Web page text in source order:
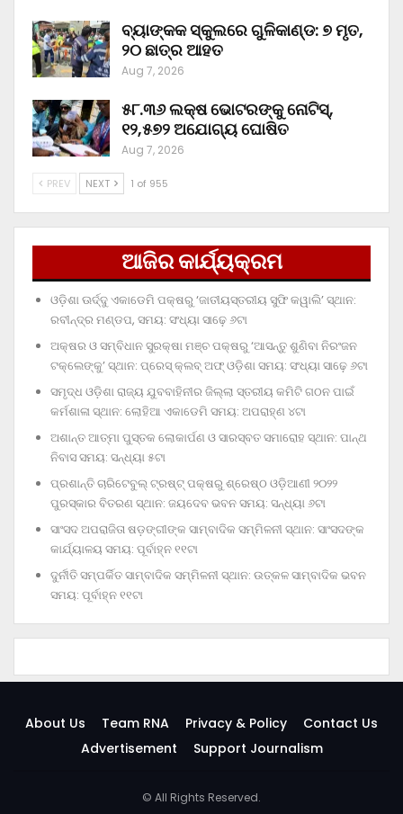
ବ୍ୟାଙ୍କକ ସ୍କୁଲରେ ଗୁଳିକାଣ୍ଡ: ୭ ମୃତ,
୨୦ ଛାତ୍ର ଆହତ
Aug 7, 2026
୫୮.୩୬ ଲକ୍ଷ ଭୋଟରଙ୍କୁ ନୋଟିସ୍‌,
୧୨,୫୭୨ ଅଯୋଗ୍ୟ ଘୋଷିତ
Aug 7, 2026
PREV NEXT 1 of 955
ଆଜିର କାର୍ଯ୍ୟକ୍ରମ
ଓଡ଼ିଶା ଊର୍ଦ୍ଦୁ ଏକାଡେମି ପକ୍ଷରୁ ‘ଜାତୀୟସ୍ତରୀୟ ସୁଫି କୱାଲି’ ସ୍ଥାନ:
ରବୀନ୍ଦ୍ର ମଣ୍ଡପ, ସମୟ: ସଂଧ୍ୟା ସାଢ଼େ ୬ଟା
ଅକ୍ଷର ଓ ସମ୍ବିଧାନ ସୁରକ୍ଷା ମଞ୍ଚ ପକ୍ଷରୁ ‘ଆସନ୍ତୁ ଶୁଣିବା ନିରଂଜନ
ଟକ୍‌ଲେଙ୍କୁ’ ସ୍ଥାନ: ପ୍ରେସ୍‌ କ୍ଲବ୍‌ ଅଫ୍‌ ଓଡ଼ିଶା ସମୟ: ସଂଧ୍ୟା ସାଢ଼େ ୬ଟା
ସମୃଦ୍ଧ ଓଡ଼ିଶା ରାଜ୍ୟ ଯୁବବାହିନୀର ଜିଲ୍ଲା ସ୍ତରୀୟ କମିଟି ଗଠନ ପାଇଁ
କର୍ମଶାଳା ସ୍ଥାନ: ଲୋହିଆ ଏକାଡେମି ସମୟ: ଅପରାହ୍‌ଣ ୪ଟା
ଅଶାନ୍ତ ଆତ୍ମା ପୁସ୍ତକ ଲୋକାର୍ପଣ ଓ ସାରସ୍ବତ ସମାରୋହ ସ୍ଥାନ: ପାନ୍ଥ
ନିବାସ ସମୟ: ସନ୍ଧ୍ୟା ୫ଟା
ପ୍ରଶାନ୍ତି ଚାରିଟେବୁଲ୍‌ ଟ୍ରଷ୍ଟ୍‌ ପକ୍ଷରୁ ଶ୍ରେଷ୍ଠ ଓଡ଼ିଆଣୀ ୨୦୨୨
ପୁରସ୍କାର ବିତରଣ ସ୍ଥାନ: ଜୟଦେବ ଭବନ ସମୟ: ସନ୍ଧ୍ୟା ୬ଟା
ସାଂସଦ ଅପରାଜିତା ଷଡ଼ଙ୍ଗୀଙ୍କ ସାମ୍ବାଦିକ ସମ୍ମିଳନୀ ସ୍ଥାନ: ସାଂସଦଙ୍କ
କାର୍ଯ୍ୟାଳୟ ସମୟ: ପୂର୍ବାହ୍ନ ୧୧ଟା
ଦୁର୍ନୀତି ସମ୍ପର୍କିତ ସାମ୍ବାଦିକ ସମ୍ମିଳନୀ ସ୍ଥାନ: ଉତ୍କଳ ସାମ୍ବାଦିକ ଭବନ
ସମୟ: ପୂର୍ବାହ୍ନ ୧୧ଟା
About Us Team RNA Privacy & Policy
Contact Us
Advertisement
Support Journalism
© All Rights Reserved.